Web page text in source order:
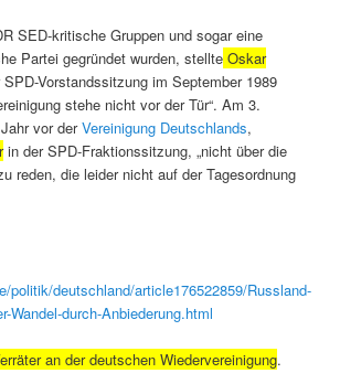
SED-kritische Gruppen und sogar eine
Partei gegründet wurden, stellte Oskar
SPD-Vorstandssitzung im September 1989
stehe nicht vor der Tür“. Am 3.
vor derVereinigung Deutschlands,
in der SPD-Fraktionssitzung, „nicht über die
reden, die leider nicht auf der Tagesordnung
politik/deutschland/article176522859/Russland-
Wandel-durch-Anbiederung.html
an der deutschen Wiedervereinigung.